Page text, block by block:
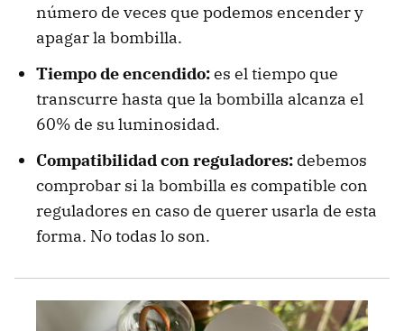
número de veces que podemos encender y
apagar la bombilla.
Tiempo de encendido:es el tiempo que
transcurre hasta que la bombilla alcanza el
60% de su luminosidad.
Compatibilidad con reguladores: debemos
comprobar si la bombilla es compatible con
reguladores en caso de querer usarla de esta
forma. No todas lo son.